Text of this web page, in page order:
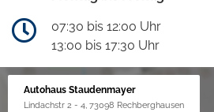
07:30 bis 12:00 Uhr
13:00 bis 17:30 Uhr
Autohaus Staudenmayer
Lindachstr 2 - 4, 73098 Rechberghausen